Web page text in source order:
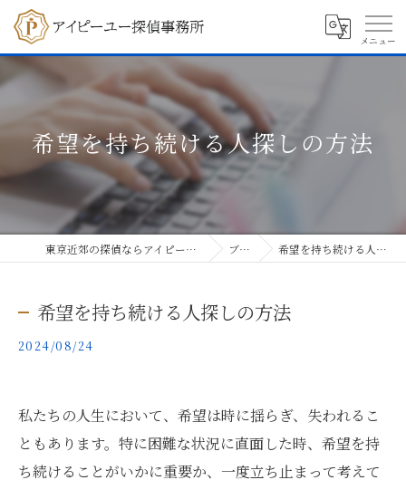
希望を持ち続ける人探しの方法
東京近郊の探偵ならアイピーユー探偵事務所 ブログ 希望を持ち続ける人探しの方法
希望を持ち続ける人探しの方法
2024/08/24
私たちの人生において、希望は時に揺らぎ、失われるこ
ともあります。特に困難な状況に直面した時、希望を持
ち続けることがいかに重要か、一度立ち止まって考えて